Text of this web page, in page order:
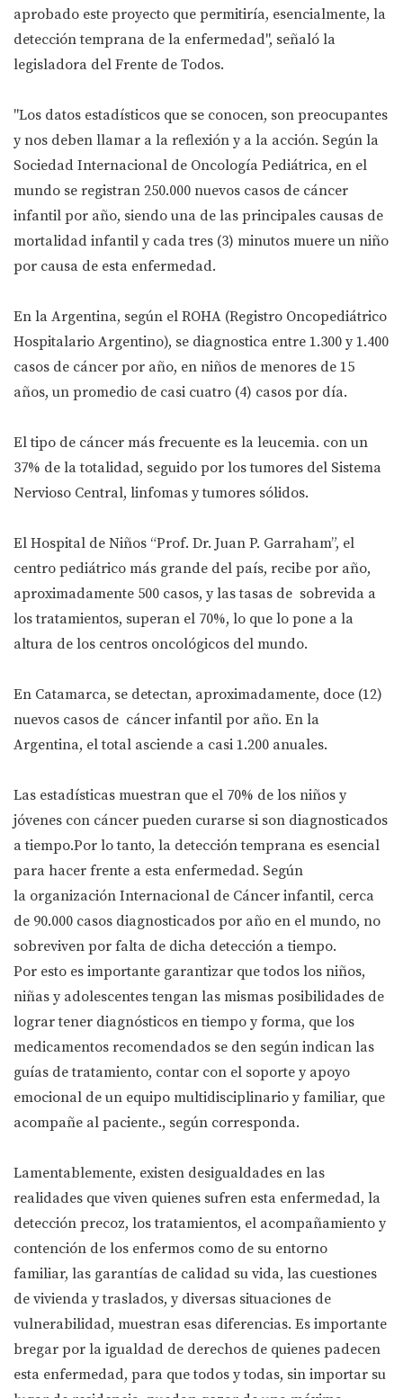
aprobado este proyecto que permitiría, esencialmente, la
detección temprana de la enfermedad", señaló la
legisladora del Frente de Todos.
"Los datos estadísticos que se conocen, son preocupantes
y nos deben llamar a la reflexión y a la acción. Según la
Sociedad Internacional de Oncología Pediátrica, en el
mundo se registran 250.000 nuevos casos de cáncer
infantil por año, siendo una de las principales causas de
mortalidad infantil y cada tres (3) minutos muere un niño
por causa de esta enfermedad.
En la Argentina, según el ROHA (Registro Oncopediátrico
Hospitalario Argentino), se diagnostica entre 1.300 y 1.400
casos de cáncer por año, en niños de menores de 15
años, un promedio de casi cuatro (4) casos por día.
El tipo de cáncer más frecuente es la leucemia. con un
37% de la totalidad, seguido por los tumores del Sistema
Nervioso Central, linfomas y tumores sólidos.
El Hospital de Niños “Prof. Dr. Juan P. Garraham”, el
centro pediátrico más grande del país, recibe por año,
aproximadamente 500 casos, y las tasas de sobrevida a
los tratamientos, superan el 70%, lo que lo pone a la
altura de los centros oncológicos del mundo.
En Catamarca, se detectan, aproximadamente, doce (12)
nuevos casos de cáncer infantil por año. En la
Argentina, el total asciende a casi 1.200 anuales.
Las estadísticas muestran que el 70% de los niños y
jóvenes con cáncer pueden curarse si son diagnosticados
a tiempo.Por lo tanto, la detección temprana es esencial
para hacer frente a esta enfermedad. Según
la organización Internacional de Cáncer infantil, cerca
de 90.000 casos diagnosticados por año en el mundo, no
sobreviven por falta de dicha detección a tiempo.
Por esto es importante garantizar que todos los niños,
niñas y adolescentes tengan las mismas posibilidades de
lograr tener diagnósticos en tiempo y forma, que los
medicamentos recomendados se den según indican las
guías de tratamiento, contar con el soporte y apoyo
emocional de un equipo multidisciplinario y familiar, que
acompañe al paciente., según corresponda.
Lamentablemente, existen desigualdades en las
realidades que viven quienes sufren esta enfermedad, la
detección precoz, los tratamientos, el acompañamiento y
contención de los enfermos como de su entorno
familiar, las garantías de calidad su vida, las cuestiones
de vivienda y traslados, y diversas situaciones de
vulnerabilidad, muestran esas diferencias. Es importante
bregar por la igualdad de derechos de quienes padecen
esta enfermedad, para que todos y todas, sin importar su